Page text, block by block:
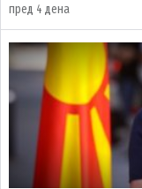
пред 4 дена